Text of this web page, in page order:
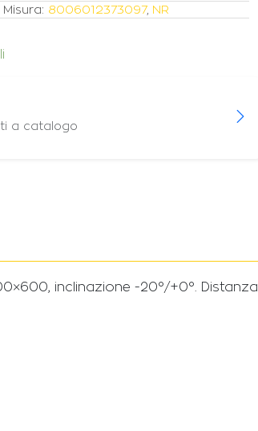
8006012373097, NR
a catalogo
inclinazione -20°/+0°. Distanza